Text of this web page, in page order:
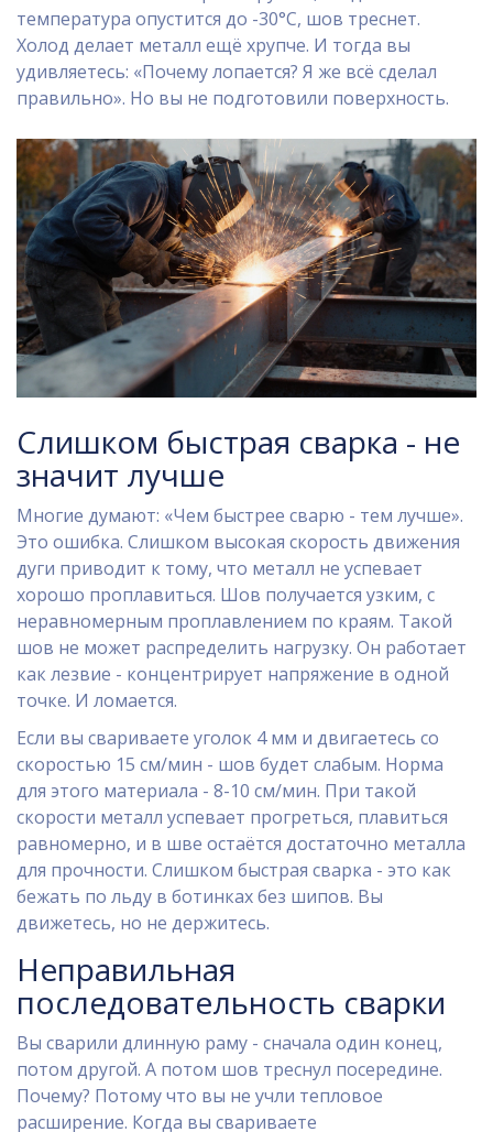
температура опустится до -30°C, шов треснет.
Холод делает металл ещё хрупче. И тогда вы
удивляетесь: «Почему лопается? Я же всё сделал
правильно». Но вы не подготовили поверхность.
Слишком быстрая сварка - не
значит лучше
Многие думают: «Чем быстрее сварю - тем лучше».
Это ошибка. Слишком высокая скорость движения
дуги приводит к тому, что металл не успевает
хорошо проплавиться. Шов получается узким, с
неравномерным проплавлением по краям. Такой
шов не может распределить нагрузку. Он работает
как лезвие - концентрирует напряжение в одной
точке. И ломается.
Если вы свариваете уголок 4 мм и двигаетесь со
скоростью 15 см/мин - шов будет слабым. Норма
для этого материала - 8-10 см/мин. При такой
скорости металл успевает прогреться, плавиться
равномерно, и в шве остаётся достаточно металла
для прочности. Слишком быстрая сварка - это как
бежать по льду в ботинках без шипов. Вы
движетесь, но не держитесь.
Неправильная
последовательность сварки
Вы сварили длинную раму - сначала один конец,
потом другой. А потом шов треснул посередине.
Почему? Потому что вы не учли тепловое
расширение. Когда вы свариваете